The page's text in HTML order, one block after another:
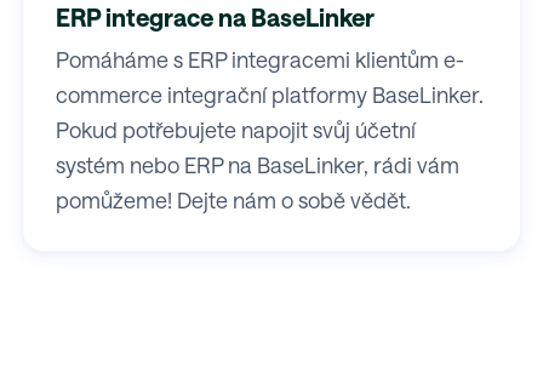
ERP integrace na BaseLinker
Pomáháme s ERP integracemi klientům e-
commerce integrační platformy BaseLinker.
Pokud potřebujete napojit svůj účetní
systém nebo ERP na BaseLinker, rádi vám
pomůžeme! Dejte nám o sobě vědět.